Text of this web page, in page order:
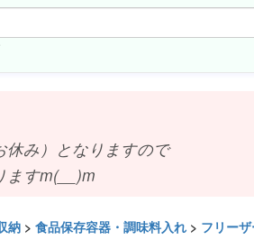
み）となりますので
すm(__)m
納> 食品保存容器・調味料入れ> フリー